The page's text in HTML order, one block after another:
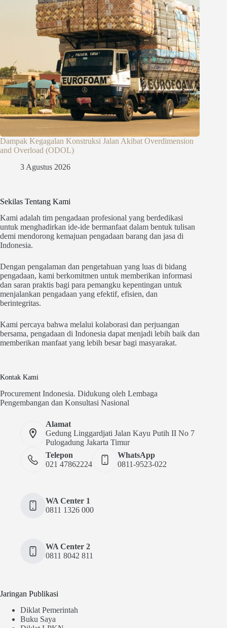
Dampak Kegagalan Konstruksi Jalan Akibat Overdimension
and Overload (ODOL)
3 Agustus 2026
Sekilas Tentang Kami
Kami adalah tim pengadaan profesional yang berdedikasi
untuk menghadirkan ide-ide bermanfaat dalam bentuk tulisan
demi mendorong kemajuan pengadaan barang dan jasa di
Indonesia.
Dengan pengalaman dan pengetahuan yang luas di bidang
pengadaan, kami berkomitmen untuk memberikan informasi
dan saran praktis bagi para pemangku kepentingan untuk
menjalankan pengadaan yang efektif, efisien, dan
berintegritas.
Kami percaya bahwa melalui kolaborasi dan perjuangan
bersama, pengadaan di Indonesia dapat menjadi lebih baik dan
memberikan manfaat yang lebih besar bagi masyarakat.
Kontak Kami
Procurement Indonesia. Didukung oleh Lembaga
Pengembangan dan Konsultasi Nasional
Alamat
Gedung Linggardjati Jalan Kayu Putih II No 7
Pulogadung Jakarta Timur
Telepon
021 47862224
WhatsApp
0811-9523-022
WA Center 1
0811 1326 000
WA Center 2
0811 8042 811
Jaringan Publikasi
Diklat Pemerintah
Buku Saya